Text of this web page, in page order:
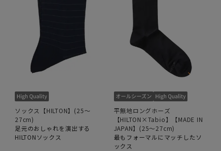
ソックス【HILTON】(25～
27cm)
足元のおしゃれを演出する
HILTONソックス
平無地ロングホーズ
【HILTON×Tabio】【MADE IN
JAPAN】(25～27cm)
最もフォーマルにマッチしたソ
ックス